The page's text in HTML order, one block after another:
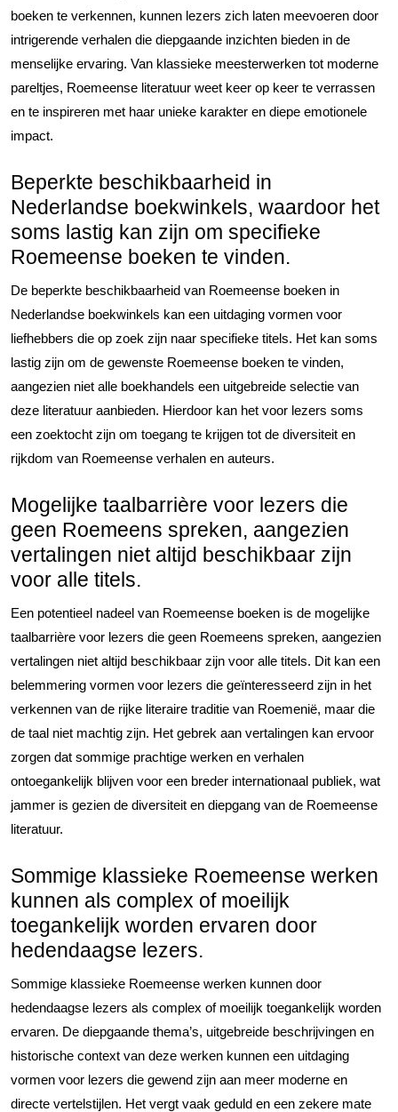
boeken te verkennen, kunnen lezers zich laten meevoeren door
intrigerende verhalen die diepgaande inzichten bieden in de
menselijke ervaring. Van klassieke meesterwerken tot moderne
pareltjes, Roemeense literatuur weet keer op keer te verrassen
en te inspireren met haar unieke karakter en diepe emotionele
impact.
Beperkte beschikbaarheid in
Nederlandse boekwinkels, waardoor het
soms lastig kan zijn om specifieke
Roemeense boeken te vinden.
De beperkte beschikbaarheid van Roemeense boeken in
Nederlandse boekwinkels kan een uitdaging vormen voor
liefhebbers die op zoek zijn naar specifieke titels. Het kan soms
lastig zijn om de gewenste Roemeense boeken te vinden,
aangezien niet alle boekhandels een uitgebreide selectie van
deze literatuur aanbieden. Hierdoor kan het voor lezers soms
een zoektocht zijn om toegang te krijgen tot de diversiteit en
rijkdom van Roemeense verhalen en auteurs.
Mogelijke taalbarrière voor lezers die
geen Roemeens spreken, aangezien
vertalingen niet altijd beschikbaar zijn
voor alle titels.
Een potentieel nadeel van Roemeense boeken is de mogelijke
taalbarrière voor lezers die geen Roemeens spreken, aangezien
vertalingen niet altijd beschikbaar zijn voor alle titels. Dit kan een
belemmering vormen voor lezers die geïnteresseerd zijn in het
verkennen van de rijke literaire traditie van Roemenië, maar die
de taal niet machtig zijn. Het gebrek aan vertalingen kan ervoor
zorgen dat sommige prachtige werken en verhalen
ontoegankelijk blijven voor een breder internationaal publiek, wat
jammer is gezien de diversiteit en diepgang van de Roemeense
literatuur.
Sommige klassieke Roemeense werken
kunnen als complex of moeilijk
toegankelijk worden ervaren door
hedendaagse lezers.
Sommige klassieke Roemeense werken kunnen door
hedendaagse lezers als complex of moeilijk toegankelijk worden
ervaren. De diepgaande thema’s, uitgebreide beschrijvingen en
historische context van deze werken kunnen een uitdaging
vormen voor lezers die gewend zijn aan meer moderne en
directe vertelstijlen. Het vergt vaak geduld en een zekere mate